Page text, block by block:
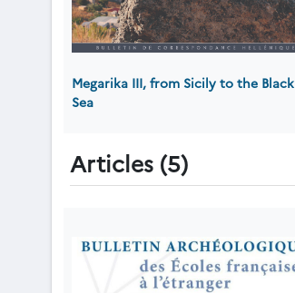
Megarika III, from Sicily to the Black
Sea
Articles (5)